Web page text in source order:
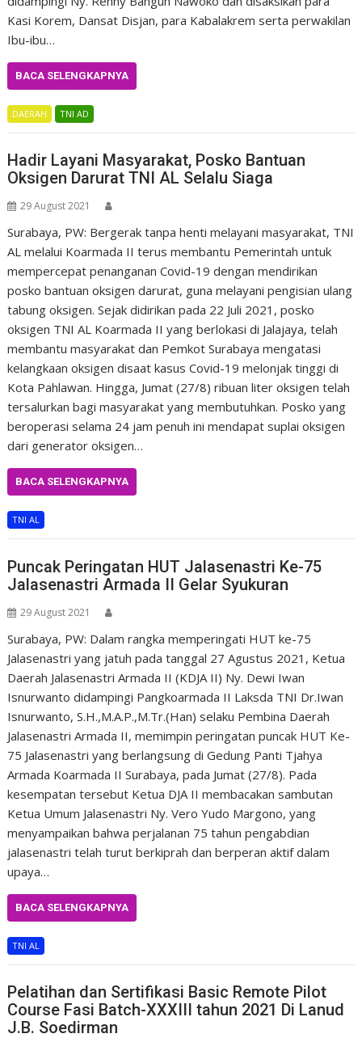
Kasi Korem, Dansat Disjan, para Kabalakrem serta perwakilan
Ibu-ibu…
BACA SELENGKAPNYA
DAERAH TNI AD
Hadir Layani Masyarakat, Posko Bantuan
Oksigen Darurat TNI AL Selalu Siaga
29 August 2021
Surabaya, PW: Bergerak tanpa henti melayani masyarakat, TNI
AL melalui Koarmada II terus membantu Pemerintah untuk
mempercepat penanganan Covid-19 dengan mendirikan
posko bantuan oksigen darurat, guna melayani pengisian ulang
tabung oksigen. Sejak didirikan pada 22 Juli 2021, posko
oksigen TNI AL Koarmada II yang berlokasi di Jalajaya, telah
membantu masyarakat dan Pemkot Surabaya mengatasi
kelangkaan oksigen disaat kasus Covid-19 melonjak tinggi di
Kota Pahlawan. Hingga, Jumat (27/8) ribuan liter oksigen telah
tersalurkan bagi masyarakat yang membutuhkan. Posko yang
beroperasi selama 24 jam penuh ini mendapat suplai oksigen
dari generator oksigen…
BACA SELENGKAPNYA
TNI AL
Puncak Peringatan HUT Jalasenastri Ke-75
Jalasenastri Armada II Gelar Syukuran
29 August 2021
Surabaya, PW: Dalam rangka memperingati HUT ke-75
Jalasenastri yang jatuh pada tanggal 27 Agustus 2021, Ketua
Daerah Jalasenastri Armada II (KDJA II) Ny. Dewi Iwan
Isnurwanto didampingi Pangkoarmada II Laksda TNI Dr.Iwan
Isnurwanto, S.H.,M.A.P.,M.Tr.(Han) selaku Pembina Daerah
Jalasenastri Armada II, memimpin peringatan puncak HUT Ke-
75 Jalasenastri yang berlangsung di Gedung Panti Tjahya
Armada Koarmada II Surabaya, pada Jumat (27/8). Pada
kesempatan tersebut Ketua DJA II membacakan sambutan
Ketua Umum Jalasenastri Ny. Vero Yudo Margono, yang
menyampaikan bahwa perjalanan 75 tahun pengabdian
jalasenastri telah turut berkiprah dan berperan aktif dalam
upaya…
BACA SELENGKAPNYA
TNI AL
Pelatihan dan Sertifikasi Basic Remote Pilot
Course Fasi Batch-XXXIII tahun 2021 Di Lanud
J.B. Soedirman